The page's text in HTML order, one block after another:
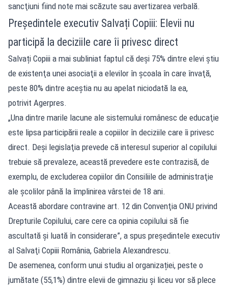
sancţiuni fiind note mai scăzute sau avertizarea verbală.
Președintele executiv Salvați Copiii: Elevii nu
participă la deciziile care îi privesc direct
Salvați Copiii a mai subliniat faptul că deși 75% dintre elevi ştiu
de existenţa unei asociaţii a elevilor în şcoala în care învaţă,
peste 80% dintre aceştia nu au apelat niciodată la ea,
potrivit Agerpres.
„Una dintre marile lacune ale sistemului românesc de educaţie
este lipsa participării reale a copiilor în deciziile care îi privesc
direct. Deşi legislaţia prevede că interesul superior al copilului
trebuie să prevaleze, această prevedere este contrazisă, de
exemplu, de excluderea copiilor din Consiliile de administraţie
ale şcolilor până la împlinirea vârstei de 18 ani.
Această abordare contravine art. 12 din Convenţia ONU privind
Drepturile Copilului, care cere ca opinia copilului să fie
ascultată şi luată în considerare”, a spus preşedintele executiv
al Salvaţi Copiii România, Gabriela Alexandrescu.
De asemenea, conform unui studiu al organizației, peste o
jumătate (55,1%) dintre elevii de gimnaziu şi liceu vor să plece